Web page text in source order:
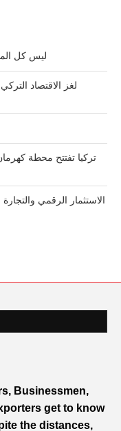
ليس كل
لغز الاقتصاد
الاستثمار الرقمي
Businessmen,
get to know
the distances,